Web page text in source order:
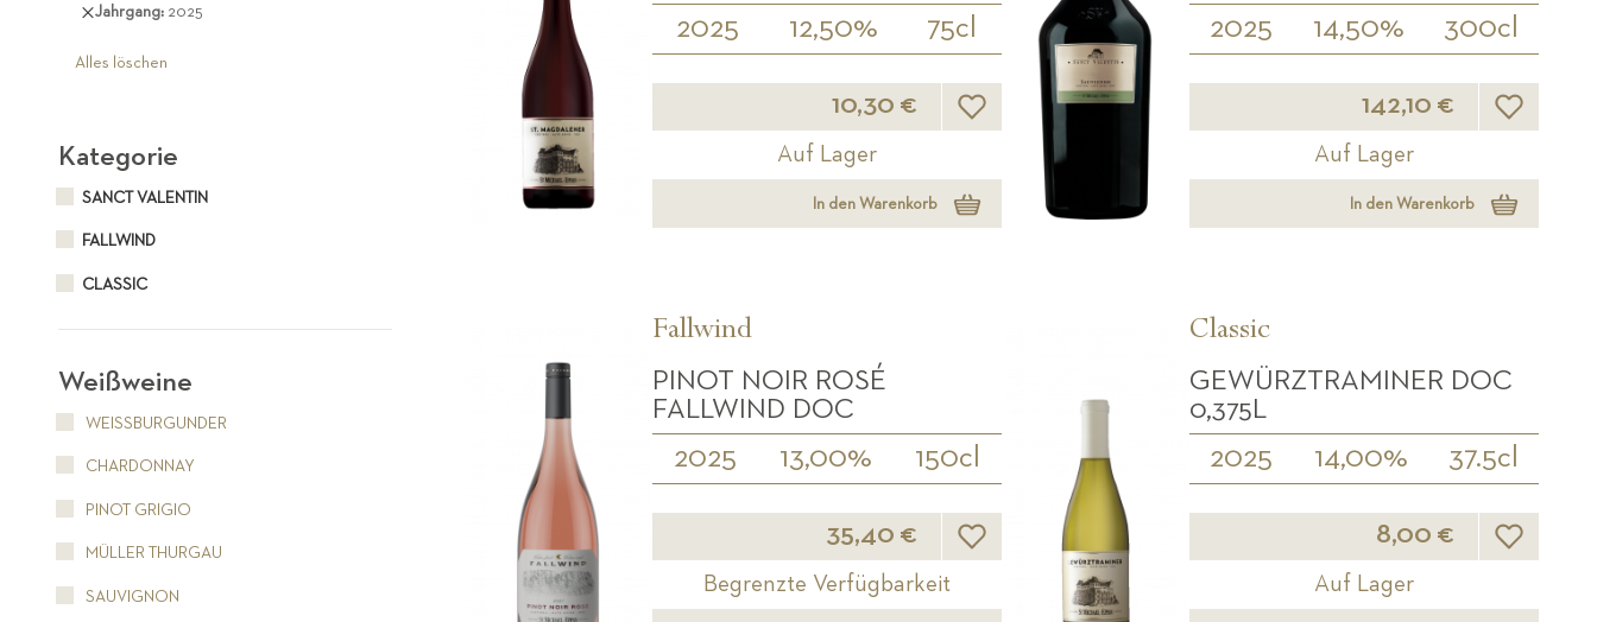
2025 12,50% 75cl
10,30 € Wunschliste
Auf Lager
In den Warenkorb
2025 14,50% 300cl
142,10 € Wunschliste
Auf Lager
In den Warenkorb
Fallwind
PINOT NOIR ROSÉ
FALLWIND DOC
2025 13,00% 150cl
35,40 €
Begrenzte Verfügbarkeit
Classic
GEWÜRZTRAMINER DOC
0,375L
2025 14,00% 37.5cl
8,00 €
Auf Lager
Jahrgang 2025
Diesen
entfernen
Alles löschen
Kategorie
SANCT VALENTIN
FALLWIND
CLASSIC
Weißweine
WEISSBURGUNDER
CHARDONNAY
PINOT GRIGIO
MÜLLER THURGAU
SAUVIGNON